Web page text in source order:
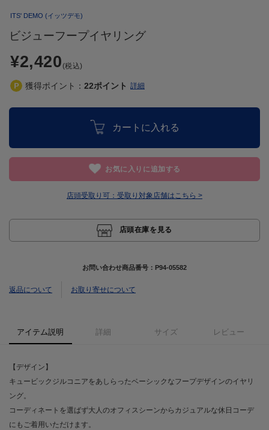
ITS' DEMO (イッツデモ)
ビジューフープイヤリング
¥2,420 (税込)
獲得ポイント： 22ポイント 詳細
カートに入れる
お気に入りに追加する
店頭受取り可： 受取り対象店舗はこちら >
店頭在庫を見る
お問い合わせ商品番号： P94-05582
返品について お取り寄せについて
アイテム説明 詳細 サイズ レビュー
【デザイン】
キュービックジルコニアをあしらったベーシックなフープデザインのイヤリ
ング。
コーディネートを選ばず大人のオフィスシーンからカジュアルな休日コーデ
にもご着用いただけます。